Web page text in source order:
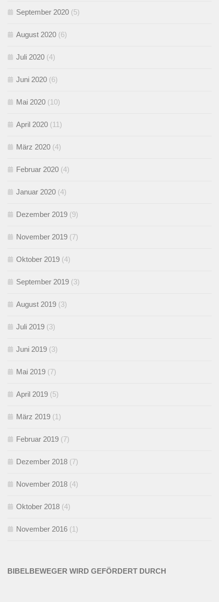
September 2020 (5)
August 2020 (6)
Juli 2020 (4)
Juni 2020 (6)
Mai 2020 (10)
April 2020 (11)
März 2020 (4)
Februar 2020 (4)
Januar 2020 (4)
Dezember 2019 (9)
November 2019 (7)
Oktober 2019 (4)
September 2019 (3)
August 2019 (3)
Juli 2019 (3)
Juni 2019 (3)
Mai 2019 (7)
April 2019 (5)
März 2019 (1)
Februar 2019 (7)
Dezember 2018 (7)
November 2018 (4)
Oktober 2018 (4)
November 2016 (1)
BIBELBEWEGER WIRD GEFÖRDERT DURCH